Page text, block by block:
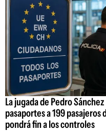
La jugada de Pedro
pasaportes a 199 pasajeros
pondrá fin a los controles